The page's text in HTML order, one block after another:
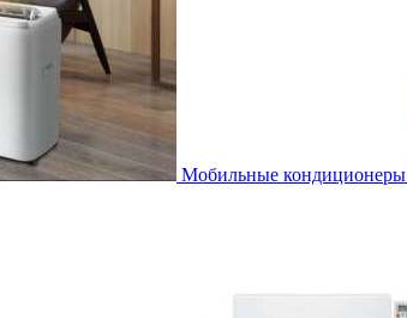
Мобильные кондиционеры